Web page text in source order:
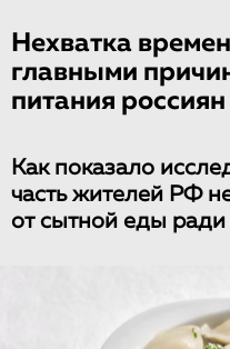
Нехватка
главными
питания россиян
Как показало
часть жителей РФ
от сытной еды